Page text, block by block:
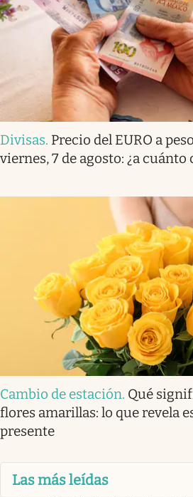
Divisas. Precio del EURO a
viernes, 7 de agosto: ¿a
Cambio de estación. Qué
flores amarillas: lo que revela
presente
Las más leídas